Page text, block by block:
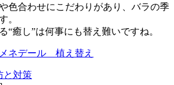
色合わせにこだわりがあり、バラの季
。
“癒し”は何事にも替え難いですね。
と対策